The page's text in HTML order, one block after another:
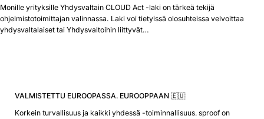
Monille yrityksille Yhdysvaltain CLOUD Act -laki on tärkeä tekijä
ohjelmistotoimittajan valinnassa. Laki voi tietyissä olosuhteissa velvoittaa
yhdysvaltalaiset tai Yhdysvaltoihin liittyvät…
VALMISTETTU EUROOPASSA. EUROOPPAAN 🇪🇺
Korkein turvallisuus ja kaikki yhdessä -toiminnallisuus. sproof on